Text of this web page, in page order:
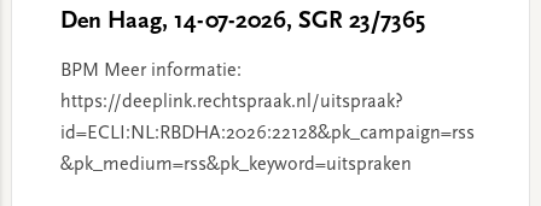
Den Haag, 14-07-2026, SGR 23/7365
BPM Meer informatie:
https://deeplink.rechtspraak.nl/uitspraak?
id=ECLI:NL:RBDHA:2026:22128&pk_campaign=rss
&pk_medium=rss&pk_keyword=uitspraken